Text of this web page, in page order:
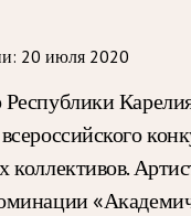
20 июля 2020
коллективов.